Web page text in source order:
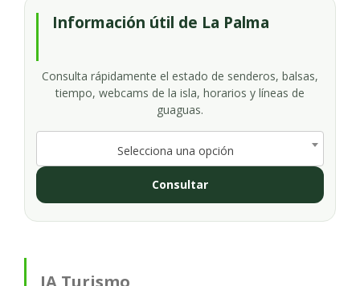
Información útil de La Palma
Consulta rápidamente el estado de senderos, balsas,
tiempo, webcams de la isla, horarios y líneas de
guaguas.
Selecciona una opción
Consultar
IA Turismo